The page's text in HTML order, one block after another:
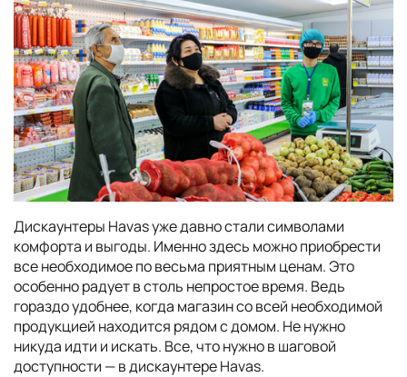
Дискаунтеры Havas уже давно стали символами
комфорта и выгоды. Именно здесь можно приобрести
все необходимое по весьма приятным ценам. Это
особенно радует в столь непростое время. Ведь
гораздо удобнее, когда магазин со всей необходимой
продукцией находится рядом с домом. Не нужно
никуда идти и искать. Все, что нужно в шаговой
доступности — в дискаунтере Havas.